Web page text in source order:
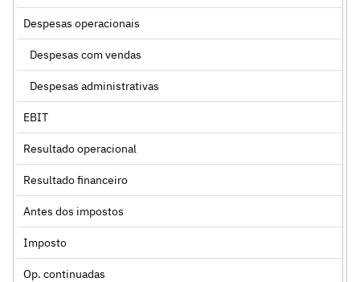
Despesas operacionais
Despesas com vendas
Despesas administrativas
EBIT
Resultado operacional
Resultado financeiro
Antes dos impostos
Imposto
Op. continuadas